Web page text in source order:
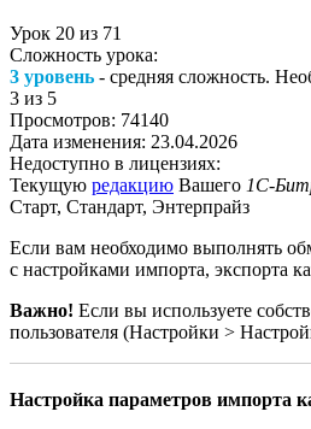
Урок 20 из 71
Сложность урока:
3 уровень - средняя сложность.
3 из 5
Просмотров: 74140
Дата изменения: 23.04.2026
Недоступно в лицензиях:
Текущую редакцию Вашего 1С-
Старт, Стандарт, Энтерпрайз
Если вам необходимо выполнять
с настройками импорта, экспорта
Важно! Если вы используете
пользователя (Настройки >
Настройка параметров импорта